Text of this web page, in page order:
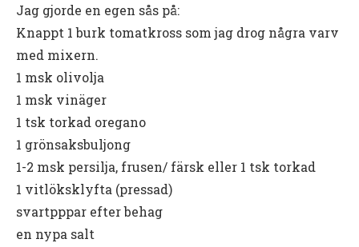
Jag gjorde en egen sås på:
Knappt 1 burk tomatkross som jag drog några varv
med mixern.
1 msk olivolja
1 msk vinäger
1 tsk torkad oregano
1 grönsaksbuljong
1-2 msk persilja, frusen/ färsk eller 1 tsk torkad
1 vitlöksklyfta (pressad)
svartpppar efter behag
en nypa salt